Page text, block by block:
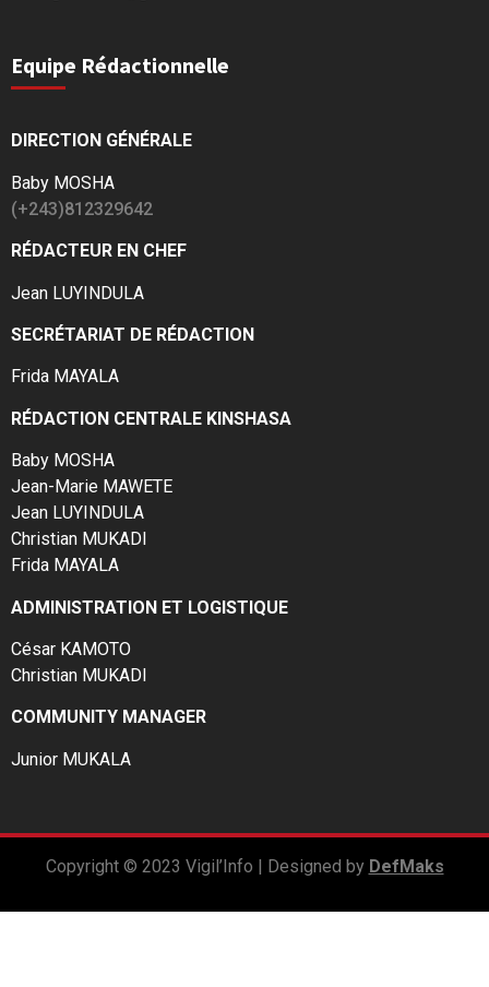
Equipe Rédactionnelle
DIRECTION GÉNÉRALE
Baby MOSHA
(+243)812329642
RÉDACTEUR EN CHEF
Jean LUYINDULA
SECRÉTARIAT DE RÉDACTION
Frida MAYALA
RÉDACTION CENTRALE KINSHASA
Baby MOSHA
Jean-Marie MAWETE
Jean LUYINDULA
Christian MUKADI
Frida MAYALA
ADMINISTRATION ET LOGISTIQUE
César KAMOTO
Christian MUKADI
COMMUNITY MANAGER
Junior MUKALA
Copyright © 2023 Vigil’Info | Designed by DefMaks